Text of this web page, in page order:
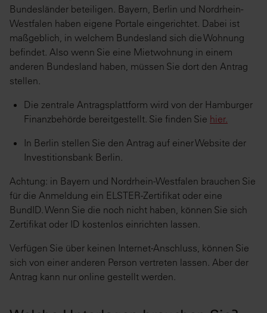
Bundesländer beteiligen. Bayern, Berlin und Nordrhein-
Westfalen haben eigene Portale eingerichtet. Dabei ist
maßgeblich, in welchem Bundesland sich die Wohnung
befindet. Also wenn Sie eine Mietwohnung in einem
anderen Bundesland haben, müssen Sie dort den Antrag
stellen.
Die zentrale Antragsplattform wird von der Hamburger
Finanzbehörde bereitgestellt. Sie finden Sie hier.
In Berlin stellen Sie den Antrag auf einer Website der
Investitionsbank Berlin.
Achtung: in Bayern und Nordrhein-Westfalen brauchen Sie
für die Anmeldung ein ELSTER-Zertifikat oder eine
BundID. Wenn Sie die noch nicht haben, können Sie sich
Zertifikat oder ID kostenlos einrichten lassen.
Verfügen Sie über keinen Internet-Anschluss, können Sie
sich von einer anderen Person vertreten lassen. Aber der
Antrag kann nur online gestellt werden.